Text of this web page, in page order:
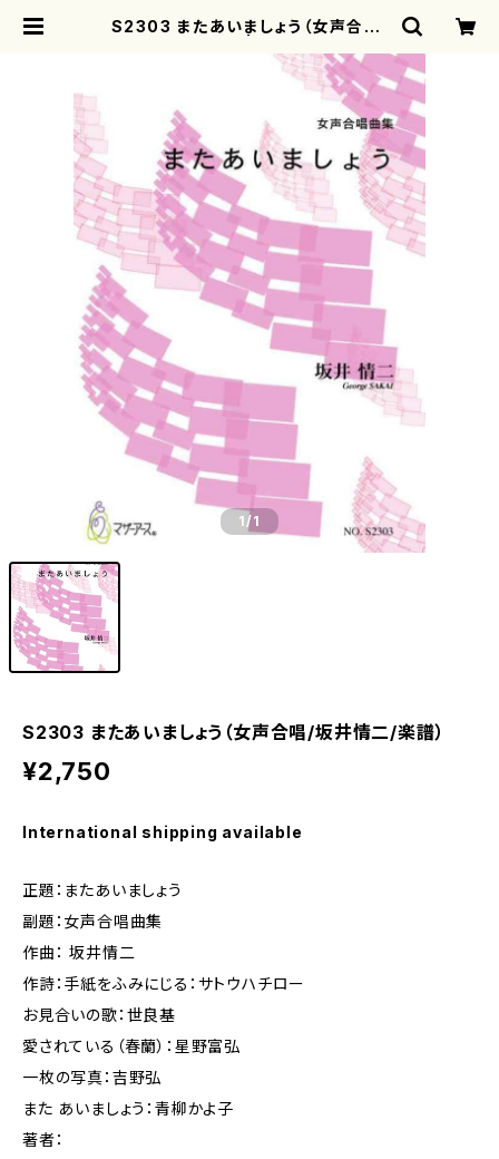
S2303 またあいましょう（女声合唱/
1/1
S2303 またあいましょう（女声合唱/坂井情二/楽譜）
¥2,750
International shipping available
正題：またあいましょう
副題：女声合唱曲集
作曲： 坂井情二
作詩：手紙をふみにじる：サトウハチロー
お見合いの歌：世良基
愛されている（春蘭）：星野富弘
一枚の写真：吉野弘
また あいましょう：青柳かよ子
著者：